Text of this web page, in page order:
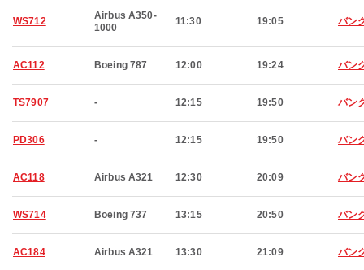
WS712
Airbus A350-
1000
11:30 19:05 バン
AC112 Boeing 787 12:00 19:24 バン
TS7907 - 12:15 19:50 バン
PD306 - 12:15 19:50 バン
AC118 Airbus A321 12:30 20:09 バン
WS714 Boeing 737 13:15 20:50 バン
AC184 Airbus A321 13:30 21:09 バン